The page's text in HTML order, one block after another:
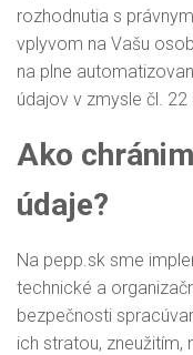
rozhodnutia s
vplyvom na Vašu
na plne
údajov v zmysle čl. 22
Ako
údaje?
Na pepp.sk sme
technické a
bezpečnosti
ich stratou, zneužitím,